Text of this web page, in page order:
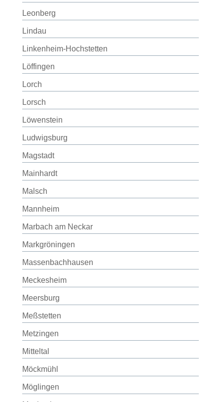
Leonberg
Lindau
Linkenheim-Hochstetten
Löffingen
Lorch
Lorsch
Löwenstein
Ludwigsburg
Magstadt
Mainhardt
Malsch
Mannheim
Marbach am Neckar
Markgröningen
Massenbachhausen
Meckesheim
Meersburg
Meßstetten
Metzingen
Mitteltal
Möckmühl
Möglingen